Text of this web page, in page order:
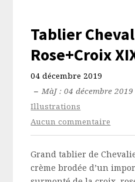
Tablier
Rose+Croix
04 décembre 2019
–MàJ : 04 décembre 2019
Illustrations
Aucun commentaire
Grand tablier de
crème brodée d’un